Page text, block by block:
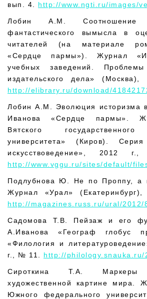
вып. 4. http://www.ngti.ru/images/
Лобин А.М. Соотношение
фантастического вымысла в
читателей (на материале
«Сердце пармы»). Журнал
учебных заведений.
издательского дела»
http://elibrary.ru/download/
Лобин А.М. Эволюция историзма
Иванова «Сердце пармы».
Вятского государственного
университета» (Киров).
искусствоведение»,
http://www.vggu.ru/sites/default/
Подлубнова Ю. Не по Проппу, а
Журнал «Урал»
http://magazines.russ.ru/ural/2012/
Садомова Т.В. Пейзаж и его
А.Иванова «Географ глобус
«Филология и
г., № 11. http://philology.snauka.ru/
Сироткина Т.А.
художественной картине мира.
Южного федерального